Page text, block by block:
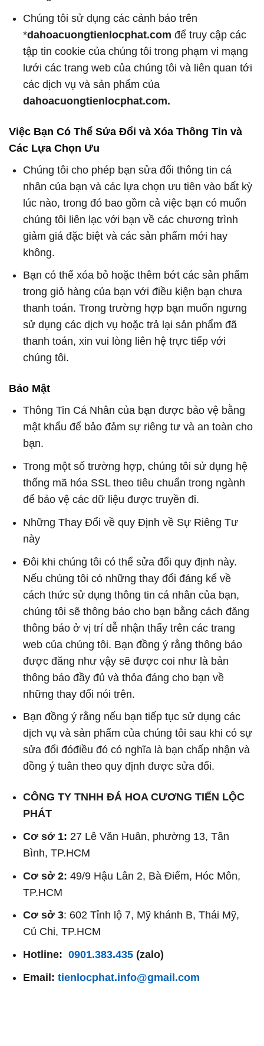
Chúng tôi sử dụng các cảnh báo trên
*dahoacuongtienlocphat.com để truy cập các
tập tin cookie của chúng tôi trong phạm vi mạng
lưới các trang web của chúng tôi và liên quan tới
các dịch vụ và sản phẩm của
dahoacuongtienlocphat.com.
Việc Bạn Có Thể Sửa Đổi và Xóa Thông Tin và
Các Lựa Chọn Ưu
Chúng tôi cho phép bạn sửa đổi thông tin cá
nhân của bạn và các lựa chọn ưu tiên vào bất kỳ
lúc nào, trong đó bao gồm cả việc bạn có muốn
chúng tôi liên lạc với bạn về các chương trình
giảm giá đặc biệt và các sản phẩm mới hay
không.
Bạn có thể xóa bỏ hoặc thêm bớt các sản phẩm
trong giỏ hàng của bạn với điều kiện bạn chưa
thanh toán. Trong trường hợp bạn muốn ngưng
sử dụng các dịch vụ hoặc trả lại sản phẩm đã
thanh toán, xin vui lòng liên hệ trực tiếp với
chúng tôi.
Bảo Mật
Thông Tin Cá Nhân của bạn được bảo vệ bằng
mật khẩu để bảo đảm sự riêng tư và an toàn cho
bạn.
Trong một số trường hợp, chúng tôi sử dụng hệ
thống mã hóa SSL theo tiêu chuẩn trong ngành
để bảo vệ các dữ liệu được truyền đi.
Những Thay Đổi về quy Định về Sự Riêng Tư
này
Đôi khi chúng tôi có thể sửa đổi quy định này.
Nếu chúng tôi có những thay đổi đáng kể về
cách thức sử dụng thông tin cá nhân của bạn,
chúng tôi sẽ thông báo cho bạn bằng cách đăng
thông báo ở vị trí dễ nhận thấy trên các trang
web của chúng tôi. Bạn đồng ý rằng thông báo
được đăng như vậy sẽ được coi như là bản
thông báo đầy đủ và thỏa đáng cho bạn về
những thay đổi nói trên.
Bạn đồng ý rằng nếu bạn tiếp tục sử dụng các
dịch vụ và sản phẩm của chúng tôi sau khi có sự
sửa đổi đóđiều đó có nghĩa là bạn chấp nhận và
đồng ý tuân theo quy định được sửa đổi.
CÔNG TY TNHH ĐÁ HOA CƯƠNG TIẾN LỘC
PHÁT
Cơ sở 1: 27 Lê Văn Huân, phường 13, Tân
Bình, TP.HCM
Cơ sở 2: 49/9 Hậu Lân 2, Bà Điểm, Hóc Môn,
TP.HCM
Cơ sở 3: 602 Tỉnh lộ 7, Mỹ khánh B, Thái Mỹ,
Củ Chi, TP.HCM
Hotline: 0901.383.435(zalo)
Email: tienlocphat.info@gmail.com